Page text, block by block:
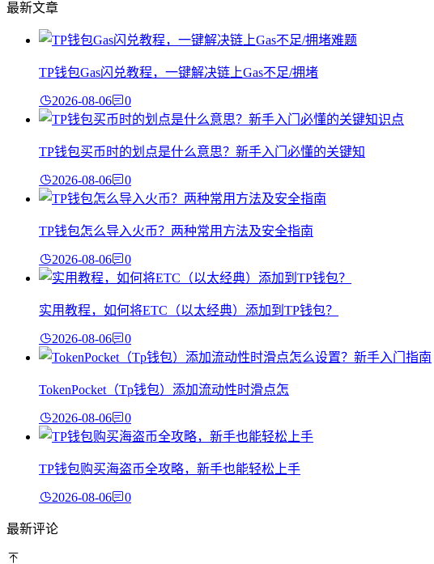
最新文章
TP钱包Gas闪兑教程，一键解决链上Gas不足/拥堵
2026-08-06 0
TP钱包买币时的划点是什么意思？新手入门必懂的关键知
2026-08-06 0
TP钱包怎么导入火币？两种常用方法及安全指南
2026-08-06 0
实用教程，如何将ETC（以太经典）添加到TP钱包？
2026-08-06 0
TokenPocket（Tp钱包）添加流动性时滑点怎
2026-08-06 0
TP钱包购买海盗币全攻略，新手也能轻松上手
2026-08-06 0
最新评论